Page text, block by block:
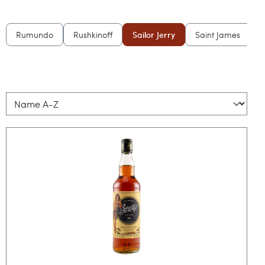
Rumundo Rushkinoff Sailor Jerry Saint James